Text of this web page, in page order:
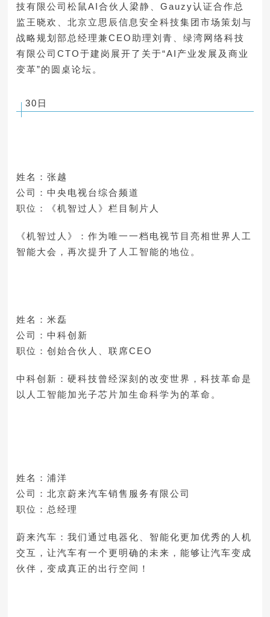
技有限公司松鼠AI合伙人梁静、Gauzy认证合作总
监王晓欢、北京立思辰信息安全科技集团市场策划与
战略规划部总经理兼CEO助理刘青、绿湾网络科技
有限公司CTO于建岗展开了关于“AI产业发展及商业
变革”的圆桌论坛。
30日
姓名：张越
公司：中央电视台综合频道
职位：《机智过人》栏目制片人
《机智过人》：作为唯一一档电视节目亮相世界人工
智能大会，再次提升了人工智能的地位。
姓名：米磊
公司：中科创新
职位：创始合伙人、联席CEO
中科创新：硬科技曾经深刻的改变世界，科技革命是
以人工智能加光子芯片加生命科学为的革命。
姓名：浦洋
公司：北京蔚来汽车销售服务有限公司
职位：总经理
蔚来汽车：我们通过电器化、智能化更加优秀的人机
交互，让汽车有一个更明确的未来，能够让汽车变成
伙伴，变成真正的出行空间！